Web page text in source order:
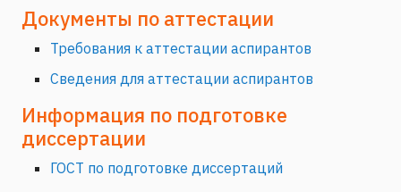
Документы по аттестации
Требования к аттестации аспирантов
Сведения для аттестации аспирантов
Информация по подготовке
диссертации
ГОСТ по подготовке диссертаций